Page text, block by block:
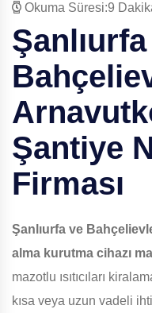
Okuma Süresi:9
Şantiye
Firması
Şanlıurfa ve
alma kurutma cihazı
mazotlu ısıtıcıları
kısa veya uzun vadeli